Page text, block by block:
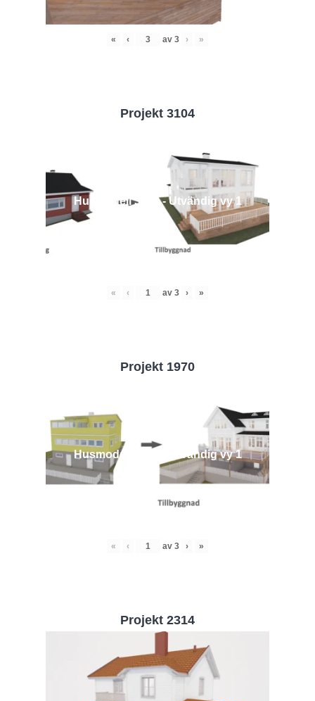
« ‹ av 3 › »
Projekt 3104
Husmodell 3104 - Utvändig vy 1
« ‹ av 3 › »
Projekt 1970
Husmodell 1970 - Utvändig vy 1
« ‹ av 3 › »
Projekt 2314